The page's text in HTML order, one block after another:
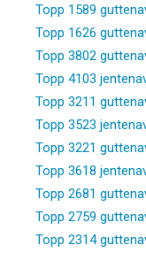
Topp 1589
Topp 1626
Topp 3802
Topp 4103
Topp 3211
Topp 3523
Topp 3221
Topp 3618
Topp 2681
Topp 2759
Topp 2314